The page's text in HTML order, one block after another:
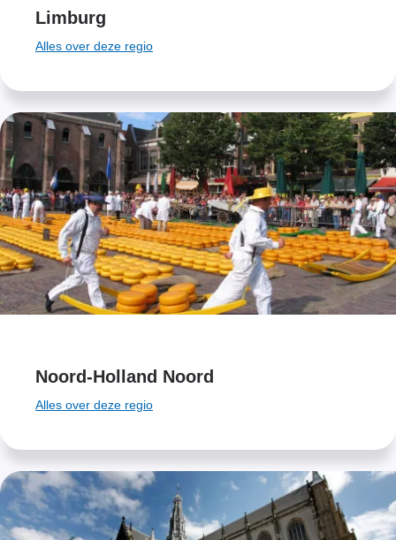
Limburg
Alles over deze regio
Noord-Holland Noord
Alles over deze regio